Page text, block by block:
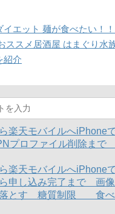
ま
す
)
い
ウ
ィ
ン
き
す
ま
す
)
w
i
t
t
r
有
新
し
い
ウ
ィ
ン
ド
ウ
開
き
ま
す
)
k
で
共
有
ク
ッ
て
く
だ
さ
い
新
し
い
ウ
ィ
ン
o
o
g
l
有
新
ウ
ィ
ン
ド
ウ
き
ま
す
)
イエット 麺が食べたい！
ススメ居酒屋 はまぐり水
紹介
楽天モバイルへ
プロファイル削除まで
楽天モバイルへ
申し込み完了まで 画
落とす 糖質制限 食べ